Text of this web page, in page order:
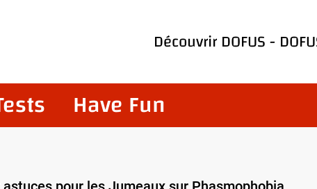
DécouvrirDOFUS-
Have Fun